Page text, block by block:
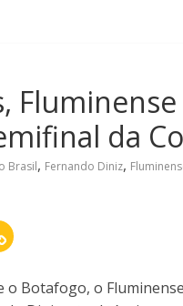
da
Brasil, Fernando Diniz,
o Botafogo, o